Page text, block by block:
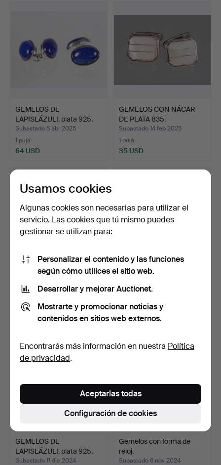
GEMELOS DE
LAPISLÁZULI, plata 925.
Subastado 5 abr 2025
1 puja
64 USD
GEMELOS CON NÁCAR
DE PLATA 835.
Subastado 14 feb 2025
1 puja
35 USD
GEMELOS ONYX, plata
835.
Subastado 2 feb 2025
2 pujas
41 USD
Gemelos con forma de
reloj.
3 pujas
47 USD
GEMELOS DE
LAPISLÁZULI, plata 925.
Subastado 11 dic 2024
Gemelos con forma de
reloj.
Subastado 6 nov 2024
Usamos cookies
Algunas cookies son necesarias para utilizar el
servicio. Las cookies que tú mismo puedes
gestionar se utilizan para:
Personalizar el contenido y las funciones
según cómo utilices el sitio web.
Desarrollar y mejorar Auctionet.
Mostrarte y promocionar noticias y
contenidos en sitios web externos.
Encontrarás más información en nuestra Política
de privacidad.
Configuración de cookies
Aceptarlas todas